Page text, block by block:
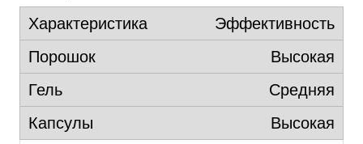
Эффективность
Высокая
Средняя
Высокая